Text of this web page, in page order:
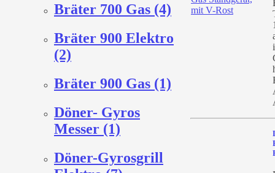
Bräter 700 Gas (4)
Bräter 900 Elektro
(2)
Bräter 900 Gas (1)
Döner- Gyros
Messer (1)
Döner-Gyrosgrill